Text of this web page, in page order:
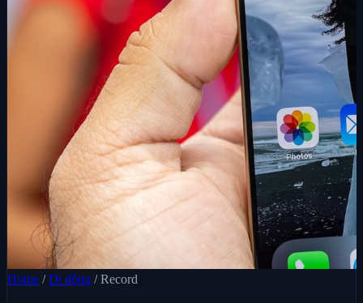
Home / Di động / Record